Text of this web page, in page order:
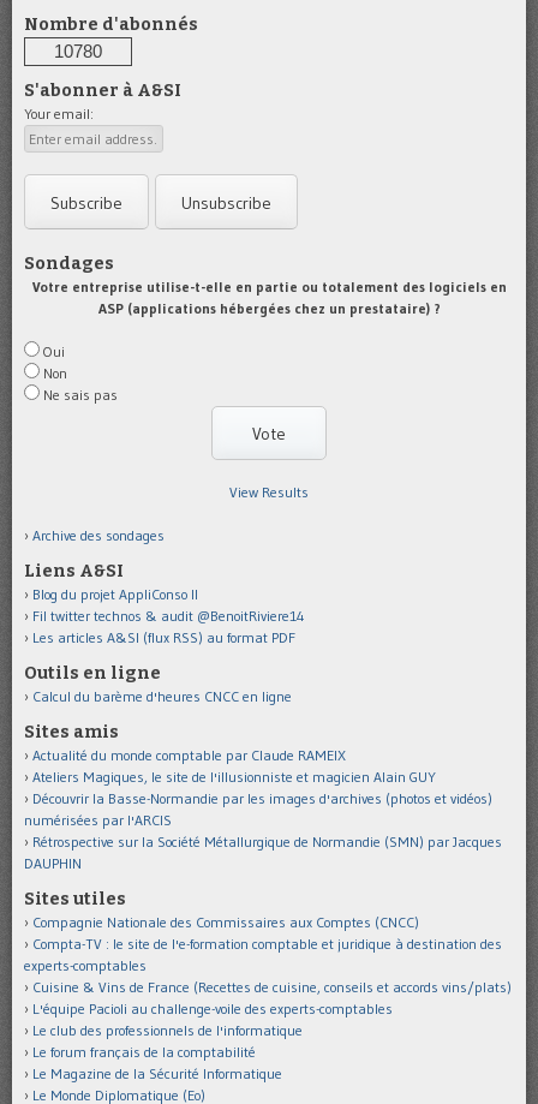
Nombre d'abonnés
10780
S'abonner à A&SI
Your email:
Sondages
Votre entreprise utilise-t-elle en partie ou totalement des logiciels en
ASP (applications hébergées chez un prestataire) ?
Oui
Non
Ne sais pas
View Results
Archive des sondages
Liens A&SI
Blog du projet AppliConso II
Fil twitter technos & audit @BenoitRiviere14
Les articles A&SI (flux RSS) au format PDF
Outils en ligne
Calcul du barème d'heures CNCC en ligne
Sites amis
Actualité du monde comptable par Claude RAMEIX
Ateliers Magiques, le site de l'illusionniste et magicien Alain GUY
Découvrir la Basse-Normandie par les images d'archives (photos et vidéos)
numérisées par l'ARCIS
Rétrospective sur la Société Métallurgique de Normandie (SMN) par Jacques
DAUPHIN
Sites utiles
Compagnie Nationale des Commissaires aux Comptes (CNCC)
Compta-TV : le site de l'e-formation comptable et juridique à destination des
experts-comptables
Cuisine & Vins de France (Recettes de cuisine, conseils et accords vins/plats)
L'équipe Pacioli au challenge-voile des experts-comptables
Le club des professionnels de l'informatique
Le forum français de la comptabilité
Le Magazine de la Sécurité Informatique
Le Monde Diplomatique (Eo)